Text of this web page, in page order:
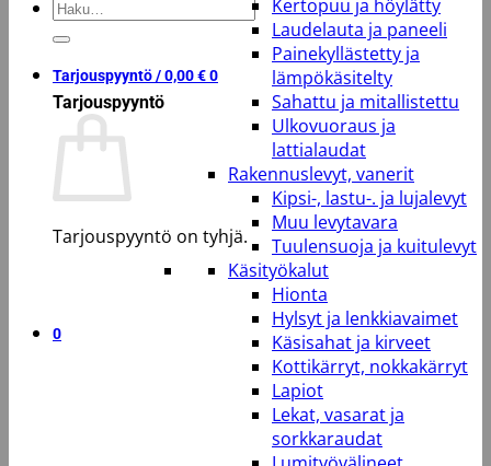
Etsi:
Tarjouspyyntö /0,00€0
Tarjouspyyntö
Tarjouspyyntö on tyhjä.
0
Kertopuu ja höylätty
Laudelauta ja paneeli
Painekyllästetty ja
lämpökäsitelty
Sahattu ja mitallistettu
Ulkovuoraus ja
lattialaudat
Rakennuslevyt, vanerit
Kipsi-, lastu-. ja lujalevyt
Muu levytavara
Tuulensuoja ja kuitulevyt
Käsityökalut
Hionta
Hylsyt ja lenkkiavaimet
Käsisahat ja kirveet
Kottikärryt, nokkakärryt
Lapiot
Lekat, vasarat ja
sorkkaraudat